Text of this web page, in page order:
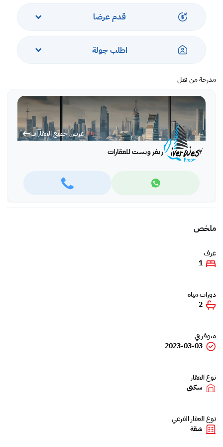
قدم عرضا
اطلب جولة
مدرجة من قبل
عرض جميع العقارات
ريفر ويست للعقارات
- مرحاض للضيوف ،
- منطقة الطعام
- مطبخ مفتوح
غرفة معيشة رائعة مملوءة بالضوء ونافذة كبيرة ممتدة من الأرض حتى السقف مع
أثاثات ذات جودة ممتازة وتتيح الوصول إلى الشرفة.
مطبخ مفتوح مع مجموعة واسعة من الخزائن والأدراج ووحدات التخزين وحوض
الثلاجة ووحدة التجميد.
غرفة نوم رئيسية مزودة بخزائن مدمجة بحمام داخلي وتكييف مركزي.
ملخص
غرف
1
دورات مياه
2
متوفر في
2023-03-03
نوع العقار
سكني
نوع العقار الفرعي
شقة